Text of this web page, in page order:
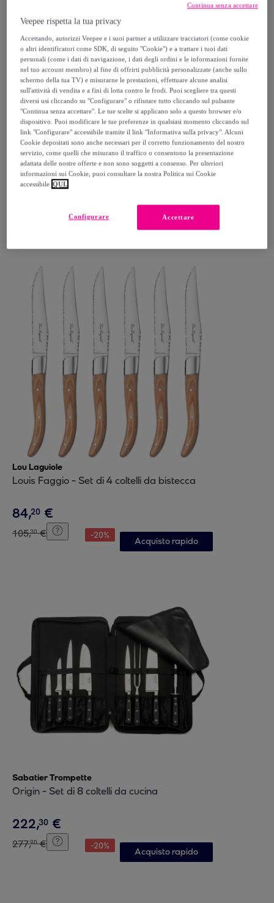
Amefa
Aspen - Coltello da carne (x6)
-55%
Acquisto rapido
Lou Laguiole
Louis Faggio - Set di 4 coltelli da bistecca
84,20 €
105,30 € -20%
Acquisto rapido
Sabatier Trompette
Origin - Set di 8 coltelli da cucina
222,30 €
277,90 € -20%
Acquisto rapido
Veepee rispetta la tua privacy
Accettando, autorizzi Veepee e i suoi partner a utilizzare tracciatori (come cookie
o altri identificatori come SDK, di seguito "Cookie") e a trattare i tuoi dati
personali (come i dati di navigazione, i dati degli ordini e le informazioni fornite
nel tuo account membro) al fine di offrirti pubblicità personalizzate (anche sullo
schermo della tua TV) e misurarne le prestazioni, effettuare alcune analisi
sull'attività di vendita e a fini di lotta contro le frodi. Puoi scegliere tra questi
diversi usi cliccando su "Configurare" o rifiutare tutto cliccando sul pulsante
"Continua senza accettare". Le tue scelte si applicano solo a questo browser e/o
dispositivo. Puoi modificare le tue preferenze in qualsiasi momento cliccando sul
link "Configurare" accessibile tramite il link "Informativa sulla privacy". Alcuni
Cookie depositati sono anche necessari per il corretto funzionamento del nostro
servizio, come quelli che misurano il traffico o consentono la presentazione
adattata delle nostre offerte e non sono soggetti a consenso. Per ulteriori
informazioni sui Cookie, puoi consultare la nostra Politica sui Cookie
accessibile QUI.
Accettare
Configurare
Continua senza accettare